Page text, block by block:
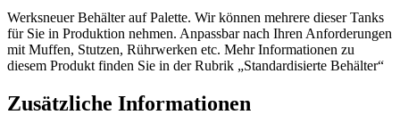
Werksneuer Behälter auf Palette. Wir können mehrere dieser Tanks
für Sie in Produktion nehmen. Anpassbar nach Ihren Anforderungen
mit Muffen, Stutzen, Rührwerken etc. Mehr Informationen zu
diesem Produkt finden Sie in der Rubrik „Standardisierte Behälter“
Zusätzliche Informationen